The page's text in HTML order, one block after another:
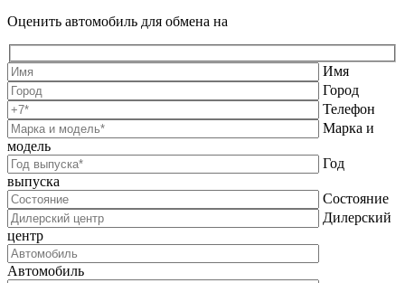
Оценить автомобиль для обмена на
Имя
Город
Телефон
Марка и
модель
Год
выпуска
Состояние
Дилерский
центр
Автомобиль